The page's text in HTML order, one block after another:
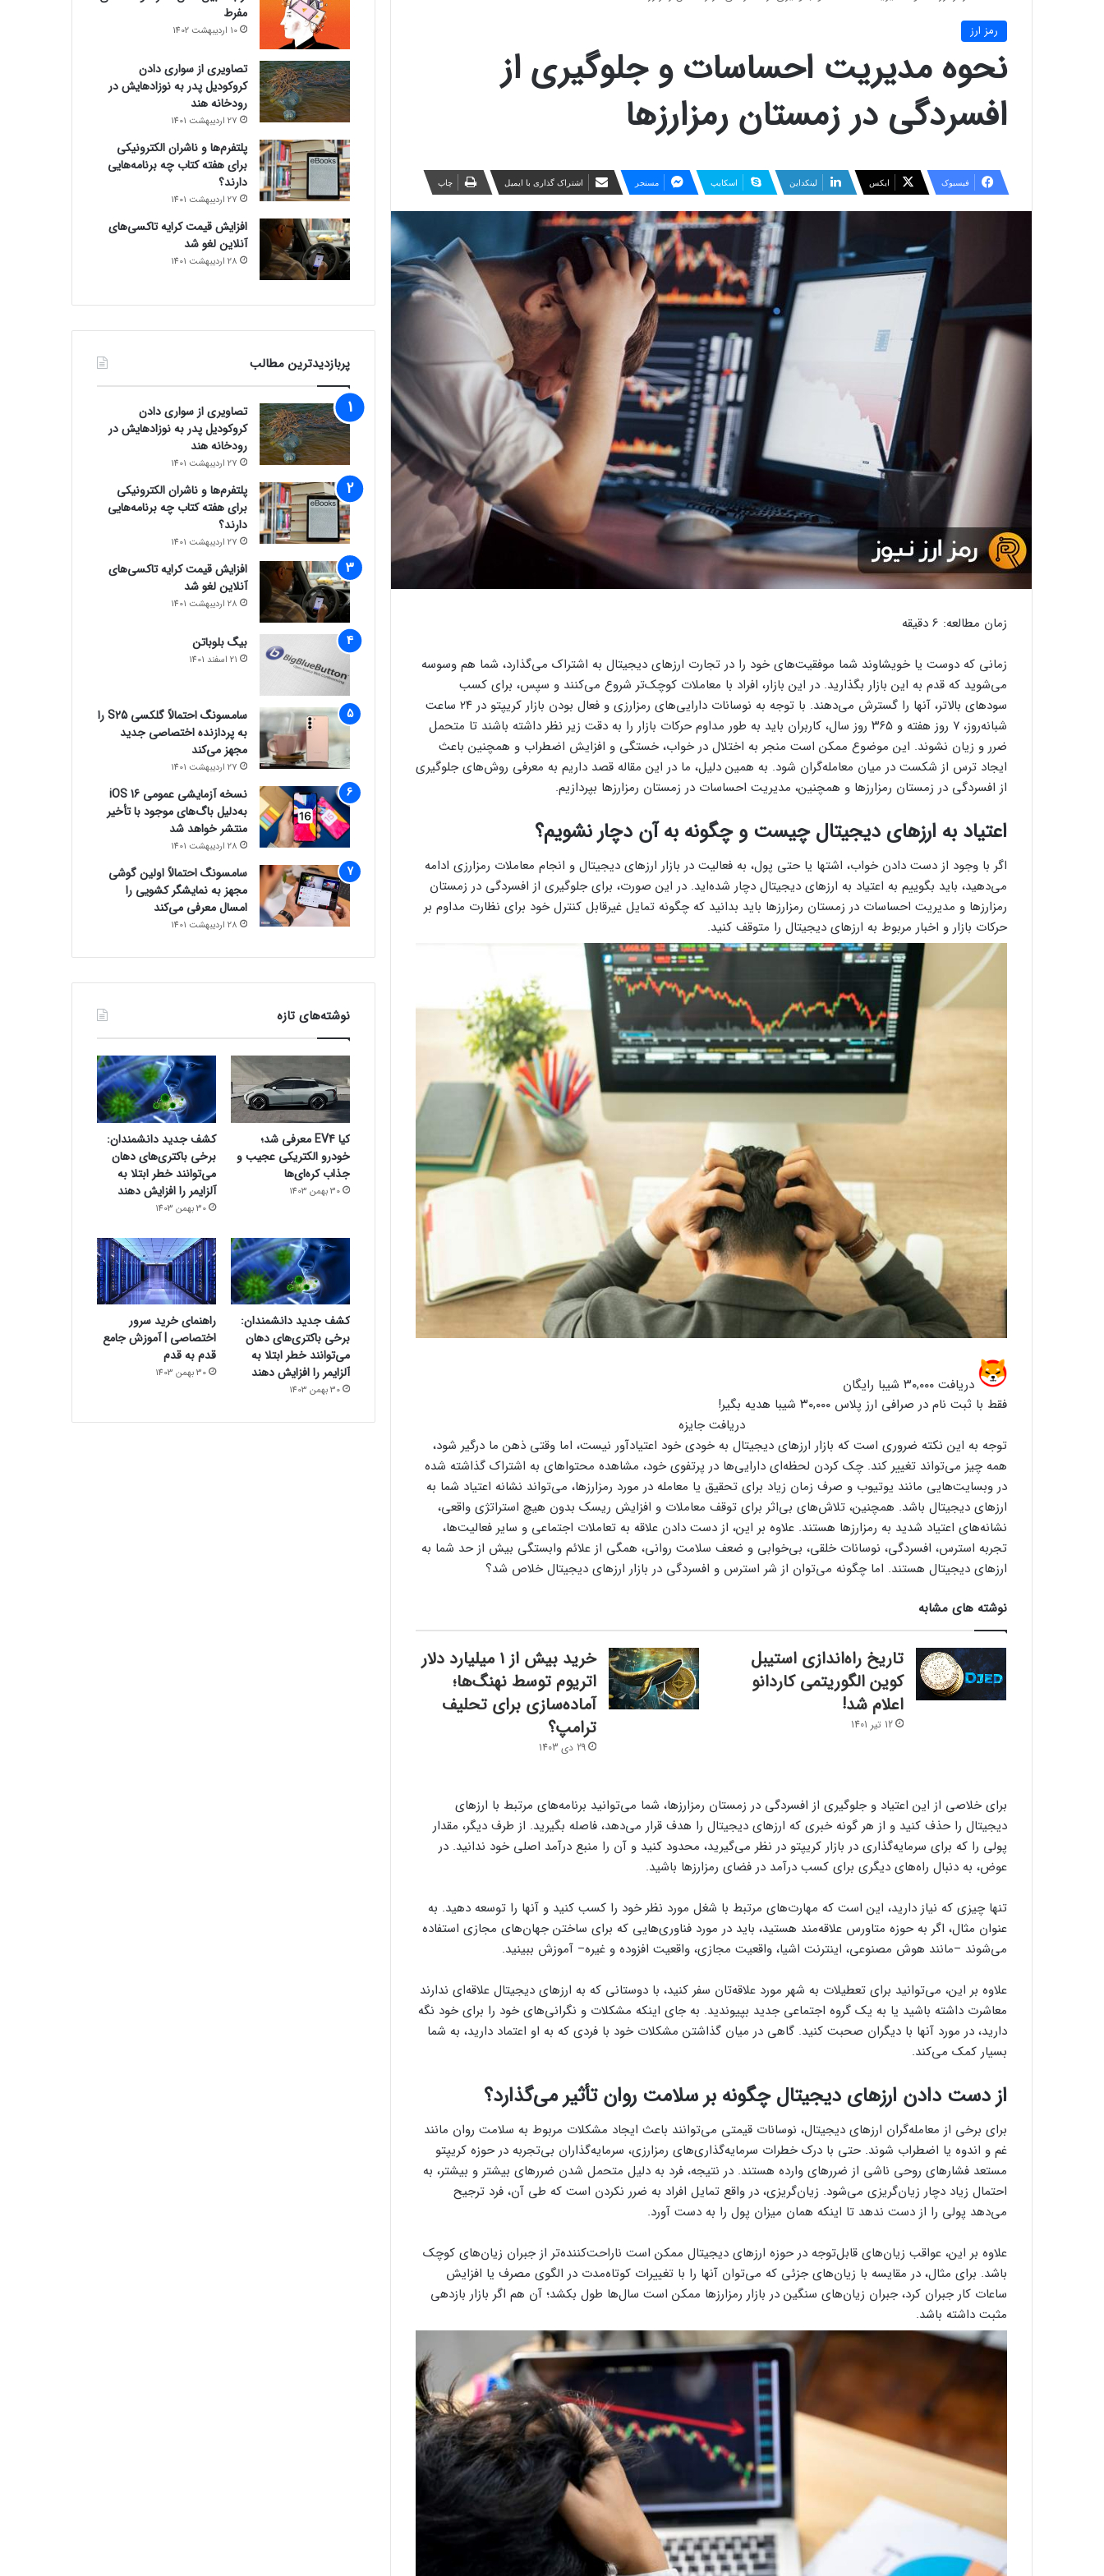
رمز ارز
نحوه مدیریت احساسات و جلوگیری از
افسردگی در زمستان رمزارزها
فیسبوک ایکس لینکداین اسکایپ مسنجر اشتراک گذاری با ایمیل چاپ
زمان مطالعه: 6 دقیقه
زمانی که دوست یا خویشاوند شما موفقیت‌های خود را در تجارت ارزهای دیجیتال به اشتراک می‌گذارد، شما هم وسوسه
می‌شوید که قدم به این بازار بگذارید. در این بازار، افراد با معاملات کوچک‌تر شروع می‌کنند و سپس، برای کسب
سودهای بالاتر، آنها را گسترش می‌دهند. با توجه به نوسانات دارایی‌های رمزارزی و فعال بودن بازار کریپتو در ۲۴ ساعت
شبانه‌روز، ۷ روز هفته و ۳۶۵ روز سال، کاربران باید به طور مداوم حرکات بازار را به دقت زیر نظر داشته باشند تا متحمل
ضرر و زیان نشوند. این موضوع ممکن است منجر به اختلال در خواب، خستگی و افزایش اضطراب و همچنین باعث
ایجاد ترس از شکست در میان معامله‌گران شود. به همین دلیل، ما در این مقاله قصد داریم به معرفی روش‌های جلوگیری
از افسردگی در زمستان رمزارزها و همچنین، مدیریت احساسات در زمستان رمزارزها بپردازیم.
اعتیاد به ارزهای دیجیتال چیست و چگونه به آن دچار نشویم؟
اگر با وجود از دست دادن خواب، اشتها یا حتی پول، به فعالیت در بازار ارزهای دیجیتال و انجام معاملات رمزارزی ادامه
می‌دهید، باید بگوییم به اعتیاد به ارزهای دیجیتال دچار شده‌اید. در این صورت، برای جلوگیری از افسردگی در زمستان
رمزارزها و مدیریت احساسات در زمستان رمزارزها باید بدانید که چگونه تمایل غیرقابل کنترل خود برای نظارت مداوم بر
حرکات بازار و اخبار مربوط به ارزهای دیجیتال را متوقف کنید.
دریافت ۳۰,۰۰۰ شیبا رایگان
فقط با ثبت نام در صرافی ارز پلاس ۳۰,۰۰۰ شیبا هدیه بگیر!
دریافت جایزه
توجه به این نکته ضروری است که بازار ارزهای دیجیتال به خودی خود اعتیادآور نیست، اما وقتی ذهن ما درگیر شود،
همه چیز می‌تواند تغییر کند. چک کردن لحظه‌ای دارایی‌‎ها در پرتفوی خود، مشاهده محتواهای به اشتراک گذاشته‌ شده
در وبسایت‌هایی مانند یوتیوب و صرف زمان زیاد برای تحقیق یا معامله در مورد رمزارزها، می‌تواند نشانه اعتیاد شما به
ارزهای دیجیتال باشد. همچنین، تلاش‌های بی‌اثر برای توقف معاملات و افزایش ریسک بدون هیچ استراتژی واقعی،
نشانه‌های اعتیاد شدید به رمزارزها هستند. علاوه بر این، از دست دادن علاقه به تعاملات اجتماعی و سایر فعالیت‌ها،
تجربه استرس، افسردگی، نوسانات خلقی، بی‌خوابی و ضعف سلامت روانی، همگی از علائم وابستگی بیش از حد شما به
ارزهای دیجیتال هستند. اما چگونه می‌توان از شر استرس و افسردگی در بازار ارزهای دیجیتال خلاص شد؟
نوشته های مشابه
تاریخ راه‌اندازی استیبل
کوین الگوریتمی کاردانو
اعلام شد!
12 تیر 1401
خرید بیش از ۱ میلیارد دلار
اتریوم توسط نهنگ‌ها؛
آماده‌سازی برای تحلیف
ترامپ؟
29 دی 1403
برای خلاصی از این اعتیاد و جلوگیری از افسردگی در زمستان رمزارزها، شما می‌توانید برنامه‌های مرتبط با ارزهای
دیجیتال را حذف کنید و از هر گونه خبری که ارزهای دیجیتال را هدف قرار می‌دهد، فاصله بگیرید. از طرف دیگر، مقدار
پولی را که برای سرمایه‌گذاری در بازار کریپتو در نظر می‌گیرید، محدود کنید و آن را منبع درآمد اصلی خود ندانید. در
عوض، به دنبال راه‌های دیگری برای کسب درآمد در فضای رمزارزها باشید.
تنها چیزی که نیاز دارید، این است که مهارت‌های مرتبط با شغل مورد نظر خود را کسب کنید و آنها را توسعه دهید. به
عنوان مثال، اگر به حوزه متاورس علاقه‌مند هستید، باید در مورد فناوری‌هایی که برای ساختن جهان‌های مجازی استفاده
می‌شوند –مانند هوش مصنوعی، اینترنت اشیا، واقعیت مجازی، واقعیت افزوده و غیره– آموزش ببینید.
علاوه بر این، می‌توانید برای تعطیلات به شهر مورد علاقه‌تان سفر کنید، با دوستانی که به ارزهای دیجیتال علاقه‌ای ندارند
معاشرت داشته باشید یا به یک گروه اجتماعی جدید بپیوندید. به جای اینکه مشکلات و نگرانی‌های خود را برای خود نگه
دارید، در مورد آنها با دیگران صحبت کنید. گاهی در میان گذاشتن مشکلات خود با فردی که به او اعتماد دارید، به شما
بسیار کمک می‌کند.
از دست دادن ارزهای دیجیتال چگونه بر سلامت روان تأثیر می‌گذارد؟
برای برخی از معامله‌گران ارزهای دیجیتال، نوسانات قیمتی می‌توانند باعث ایجاد مشکلات مربوط به سلامت روان مانند
غم و اندوه یا اضطراب شوند. حتی با درک خطرات سرمایه‌گذاری‌های رمزارزی، سرمایه‌گذاران بی‌تجربه در حوزه کریپتو
مستعد فشارهای روحی ناشی از ضررهای وارده هستند. در نتیجه، فرد به دلیل متحمل شدن ضررهای بیشتر و بیشتر، به
احتمال زیاد دچار زیان‌گریزی می‌شود. زیان‌گریزی، در واقع تمایل افراد به ضرر نکردن است که طی آن، فرد ترجیح
می‌دهد پولی را از دست ندهد تا اینکه همان میزان پول را به دست آورد.
علاوه بر این، عواقب زیان‌های قابل‌توجه در حوزه ارزهای دیجیتال ممکن است ناراحت‌کننده‌تر از جبران زیان‌های کوچک
باشد. برای مثال، در مقایسه با زیان‌های جزئی که می‌توان آنها را با تغییرات کوتاه‌مدت در الگوی مصرف یا افزایش
ساعات کار جبران کرد، جبران زیان‌های سنگین در بازار رمزارزها ممکن است سال‌ها طول بکشد؛ آن هم اگر بازار بازدهی
مثبت داشته باشد.
مفرط
10 اردیبهشت 1402
تصاویری از سواری دادن
کروکودیل پدر به نوزادهایش در
رودخانه هند
27 اردیبهشت 1401
پلتفرم‌ها و ناشران الکترونیکی
برای هفته کتاب چه برنامه‌هایی
دارند؟
27 اردیبهشت 1401
افزایش قیمت کرایه تاکسی‌های
آنلاین لغو شد
28 اردیبهشت 1401
پربازدیدترین مطالب
تصاویری از سواری دادن
کروکودیل پدر به نوزادهایش در
رودخانه هند
27 اردیبهشت 1401
پلتفرم‌ها و ناشران الکترونیکی
برای هفته کتاب چه برنامه‌هایی
دارند؟
27 اردیبهشت 1401
افزایش قیمت کرایه تاکسی‌های
آنلاین لغو شد
28 اردیبهشت 1401
بیگ بلوباتن
21 اسفند 1401
سامسونگ احتمالاً گلکسی S25 را
به پردازنده اختصاصی جدید
مجهز می‌کند
27 اردیبهشت 1401
نسخه آزمایشی عمومی iOS 16
به‌دلیل باگ‌های موجود با تأخیر
منتشر خواهد شد
28 اردیبهشت 1401
سامسونگ احتمالاً اولین گوشی
مجهز به نمایشگر کشویی را
امسال معرفی می‌کند
28 اردیبهشت 1401
نوشته‌های تازه
کیا EV4 معرفی شد؛
خودرو الکتریکی عجیب و
جذاب کره‌ای‌ها
30 بهمن 1403
کشف جدید دانشمندان:
برخی باکتری‌های دهان
می‌توانند خطر ابتلا به
آلزایمر را افزایش دهند
30 بهمن 1403
کشف جدید دانشمندان:
برخی باکتری‌های دهان
می‌توانند خطر ابتلا به
آلزایمر را افزایش دهند
30 بهمن 1403
راهنمای خرید سرور
اختصاصی | آموزش جامع
قدم به قدم
30 بهمن 1403